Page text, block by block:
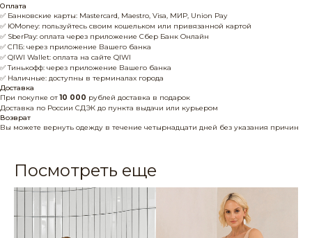
Оплата
✅ Банковские карты: Mastercard, Maestro, Visa, МИР, Union Pay
✅ ЮMoney: пользуйтесь своим кошельком или привязанной картой
✅ SberPay: оплата через приложение Сбер Банк Онлайн
✅ СПБ: через приложение Вашего банка
✅ QIWI Wallet: оплата на сайте QIWI
✅ Тинькофф: через приложение Вашего банка
✅ Наличные: доступны в терминалах города
Доставка
При покупке от10 000 рублей доставка в подарок
Доставка по России СДЭК до пункта выдачи или курьером
Возврат
Вы можете вернуть одежду в течение четырнадцати дней без указания причин
Посмотреть еще